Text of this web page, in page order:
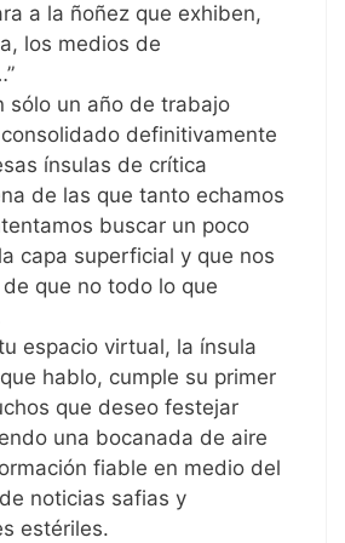
a la ñoñez que exhiben,
los medios de
sólo un año de trabajo
definitivamente
ínsulas de crítica
de las que tanto echamos
buscar un poco
capa superficial y que nos
que no todo lo que
espacio virtual, la ínsula
hablo, cumple su primer
que deseo festejar
una bocanada de aire
fiable en medio del
noticias safias y
estériles.